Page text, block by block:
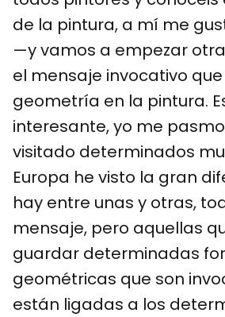
de la pintura, a mí me
—y vamos a empezar otra
el mensaje invocativo
geometría en la pintura.
interesante, yo me
visitado determinados
Europa he visto la gran
hay entre unas y otras,
mensaje, pero aquellas
guardar determinadas
geométricas que son
están ligadas a los